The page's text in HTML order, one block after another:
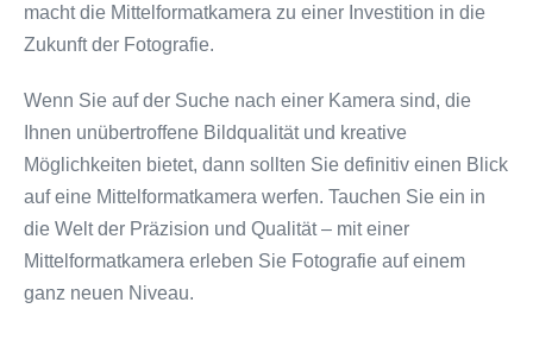
macht die Mittelformatkamera zu einer Investition in die
Zukunft der Fotografie.
Wenn Sie auf der Suche nach einer Kamera sind, die
Ihnen unübertroffene Bildqualität und kreative
Möglichkeiten bietet, dann sollten Sie definitiv einen Blick
auf eine Mittelformatkamera werfen. Tauchen Sie ein in
die Welt der Präzision und Qualität – mit einer
Mittelformatkamera erleben Sie Fotografie auf einem
ganz neuen Niveau.